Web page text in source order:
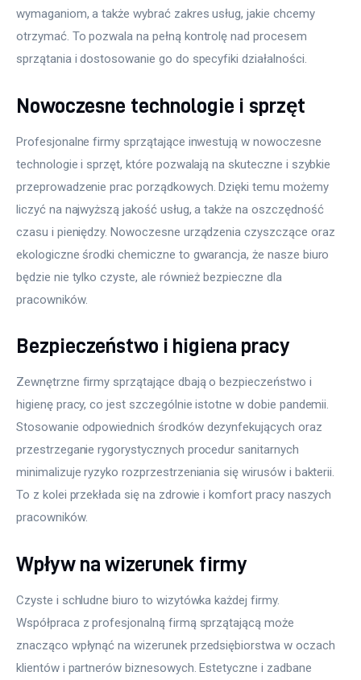
wymaganiom, a także wybrać zakres usług, jakie chcemy
otrzymać. To pozwala na pełną kontrolę nad procesem
sprzątania i dostosowanie go do specyfiki działalności.
Nowoczesne technologie i sprzęt
Profesjonalne firmy sprzątające inwestują w nowoczesne
technologie i sprzęt, które pozwalają na skuteczne i szybkie
przeprowadzenie prac porządkowych. Dzięki temu możemy
liczyć na najwyższą jakość usług, a także na oszczędność
czasu i pieniędzy. Nowoczesne urządzenia czyszczące oraz
ekologiczne środki chemiczne to gwarancja, że nasze biuro
będzie nie tylko czyste, ale również bezpieczne dla
pracowników.
Bezpieczeństwo i higiena pracy
Zewnętrzne firmy sprzątające dbają o bezpieczeństwo i
higienę pracy, co jest szczególnie istotne w dobie pandemii.
Stosowanie odpowiednich środków dezynfekujących oraz
przestrzeganie rygorystycznych procedur sanitarnych
minimalizuje ryzyko rozprzestrzeniania się wirusów i bakterii.
To z kolei przekłada się na zdrowie i komfort pracy naszych
pracowników.
Wpływ na wizerunek firmy
Czyste i schludne biuro to wizytówka każdej firmy.
Współpraca z profesjonalną firmą sprzątającą może
znacząco wpłynąć na wizerunek przedsiębiorstwa w oczach
klientów i partnerów biznesowych. Estetyczne i zadbane